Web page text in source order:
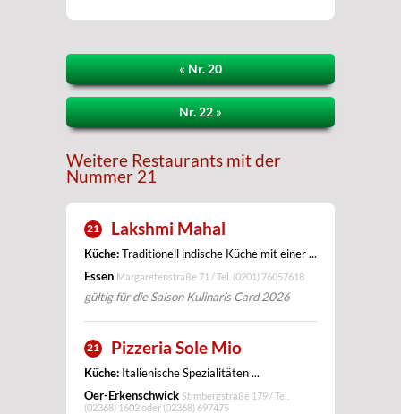
« Nr. 20
Nr. 22 »
Weitere Restaurants mit der
Nummer 21
21 Lakshmi Mahal
Küche:Traditionell indische Küche mit einer ...
Essen Margaretenstraße 71 / Tel. (0201) 76057618
gültig für die Saison Kulinaris Card 2026
21 Pizzeria Sole Mio
Küche: Italienische Spezialitäten ...
Oer-Erkenschwick Stimbergstraße 179 / Tel.
(02368) 1602 oder (02368) 697475